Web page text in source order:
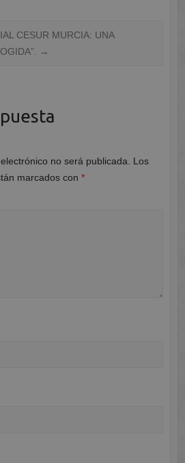
CESUR MURCIA: UNA
→
no será publicada.
Los
marcados con *